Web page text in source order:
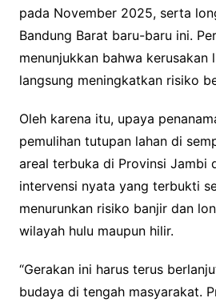
pada November 2025, serta
Bandung Barat baru-baru ini.
menunjukkan bahwa kerusakan
langsung meningkatkan risiko
Oleh karena itu, upaya
pemulihan tutupan lahan di
areal terbuka di Provinsi Jambi
intervensi nyata yang terbukti
menurunkan risiko banjir dan
wilayah hulu maupun hilir.
“Gerakan ini harus terus
budaya di tengah masyarakat.